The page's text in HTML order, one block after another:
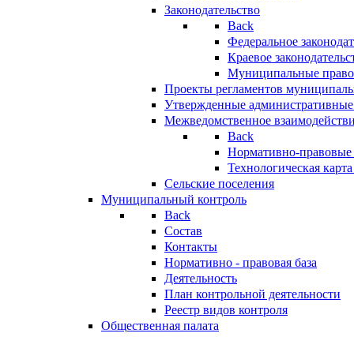
Законодательство
Back
Федеральное
Краевое
Муниципальные
Проекты регламентов
Утвержденные
Межведомственное
Back
Нормативно-правовые
Технологическая
Сельские поселения
Муниципальный контроль
Back
Состав
Контакты
Нормативно - правовая база
Деятельность
План контрольной деятельности
Реестр видов контроля
Общественная палата